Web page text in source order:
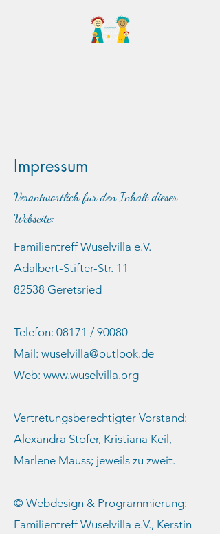
Impressum
Verantwortlich für den Inhalt dieser
Webseite:
Familientreff Wuselvilla e.V.
Adalbert-Stifter-Str. 11
82538 Geretsried
Telefon: 08171 / 90080
Mail: wuselvilla@outlook.de
Web: www.wuselvilla.org
Vertretungsberechtigter Vorstand:
Alexandra Stofer, Kristiana Keil,
Marlene Mauss; jeweils zu zweit.
© Webdesign & Programmierung:
Familientreff Wuselvilla e.V., Kerstin